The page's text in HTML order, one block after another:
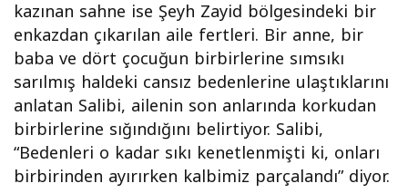
kazınan sahne ise Şeyh Zayid bölgesindeki bir
enkazdan çıkarılan aile fertleri. Bir anne, bir
baba ve dört çocuğun birbirlerine sımsıkı
sarılmış haldeki cansız bedenlerine ulaştıklarını
anlatan Salibi, ailenin son anlarında korkudan
birbirlerine sığındığını belirtiyor. Salibi,
“Bedenleri o kadar sıkı kenetlenmişti ki, onları
birbirinden ayırırken kalbimiz parçalandı” diyor.